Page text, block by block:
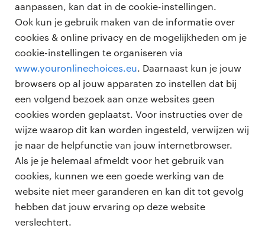
aanpassen, kan dat in de cookie-instellingen.
Ook kun je gebruik maken van de informatie over
cookies & online privacy en de mogelijkheden om je
cookie-instellingen te organiseren via
www.youronlinechoices.eu. Daarnaast kun je jouw
browsers op al jouw apparaten zo instellen dat bij
een volgend bezoek aan onze websites geen
cookies worden geplaatst. Voor instructies over de
wijze waarop dit kan worden ingesteld, verwijzen wij
je naar de helpfunctie van jouw internetbrowser.
Als je je helemaal afmeldt voor het gebruik van
cookies, kunnen we een goede werking van de
website niet meer garanderen en kan dit tot gevolg
hebben dat jouw ervaring op deze website
verslechtert.